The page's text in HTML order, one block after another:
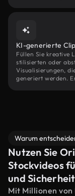
KI-generierte
Füllen Sie kreative
stilisierten oder
Visualisierungen,
generiert werden.
Warum
Nutzen Sie
Stockvideos
und
Mit Millionen